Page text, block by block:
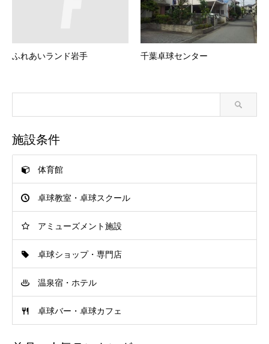
ふれあいランド岩手 千葉卓球センター
施設条件
体育館
卓球教室・卓球スクール
アミューズメント施設
卓球ショップ・専門店
温泉宿・ホテル
卓球バー・卓球カフェ